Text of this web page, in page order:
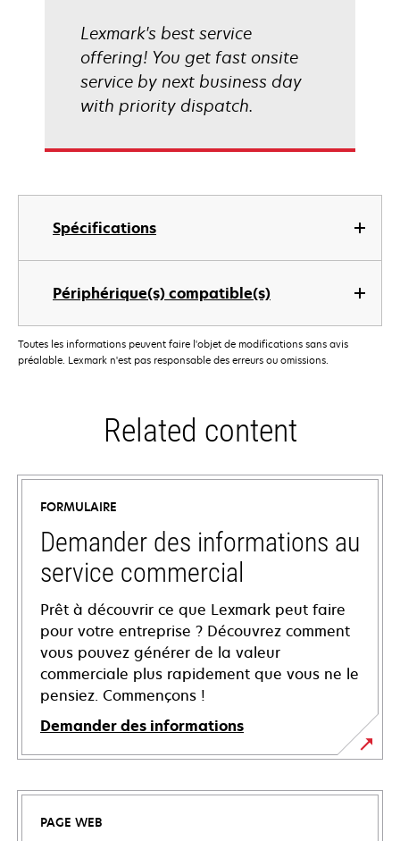
Spécifications
Périphérique(s) compatible(s)
Lexmark's best service
offering! You get fast onsite
service by next business day
with priority dispatch.
Toutes les informations peuvent faire l'objet de modifications sans avis
préalable. Lexmark n'est pas responsable des erreurs ou omissions.
Related content
FORMULAIRE
Demander des informations au
service commercial
Prêt à découvrir ce que Lexmark peut faire
pour votre entreprise ? Découvrez comment
vous pouvez générer de la valeur
commerciale plus rapidement que vous ne le
pensiez. Commençons !
Demander des informations
PAGE WEB